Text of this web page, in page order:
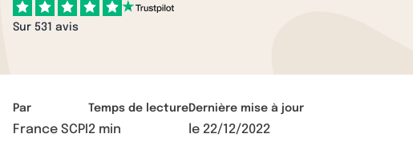
Sur 531 avis
Par
France SCPI
Temps de lecture
2 min
Dernière mise à jour
le 22/12/2022